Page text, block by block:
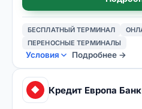
БЕСПЛАТНЫЙ ТЕРМИНАЛ
ПЕРЕНОСНЫЕ ТЕРМИНАЛЫ
Условия Подробнее →
Кредит Европа Банк